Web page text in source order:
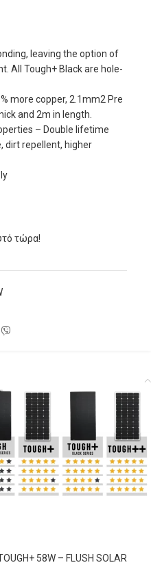
leaving the option of
All Tough+ Black are hole-
more copper, 2.1mm2 Pre
and 2m in length.
– Double lifetime
dirt repellent, higher
τώρα!
58W – FLUSH SOLAR